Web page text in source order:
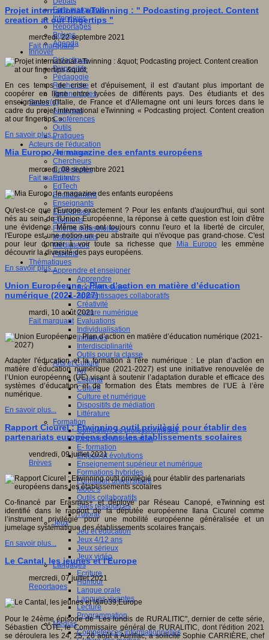
Faits marquants
Interviews
Reportages
Brèves
Agenda
Innover
Didactique
Dispositifs
Pédagogie
Recherche
Technologies
Savoir(s)
Analyses
Conférences
Outils
Pratiques
Acteurs de l'éducation
Animateurs
Chercheurs
Collectivités
Editeurs
EdTech
Encadrement
Enseignants
Entreprises
Etudiants
Filières industrielles
Institutionnels
Médiateurs
Parents
Thématiques
Apprendre et enseigner
Apprendre
Apprentissages
Apprentissages collaboratifs
Créativité
Culture numérique
Evaluations
Individualisation
Initiatives
Interdisciplinarité
Outils pour la classe
Arts et Culture
Art
Cinéma
Culture
Culture et numérique
Dispositifs de médiation
Littérature
Formation
Compétences professionnelles
Dispositifs de formation
E- formation
Enjeux et évolutions
Enseignement supérieur et numérique
Formations hybrides
Formation universitaire
Mooc’s
Outils collaboratifs
Sites ressources
Tutorat
Jeux
Jeu et éducation
Jeux 4/12 ans
Jeux sérieux
Jeux vidéo
Langages
Ecriture
Humour
Langue orale
Langues vivantes
Lecture
Programmation
Médias
Compétences informationnelles
Projet international eTwinning : " Podcasting project. Content
creation at our fingertips "
mercredi, 22 septembre 2021
Fait marquant
En ces temps de crise et d'épuisement, il est d'autant plus important de
coopérer en ligne entre lycées de différents pays. Des étudiants et des
enseignantes d'Italie, de France et d'Allemagne ont uni leurs forces dans le
cadre du projet international eTwinning « Podcasting project. Content creation
at our fingertips. ».
En savoir plus...
Mia Europo, le magazine des enfants européens
mercredi, 08 septembre 2021
Fait marquant
Qu'est-ce que l'Europe exactement ? Pour les enfants d'aujourd'hui, qui sont
nés au sein de l'Union Européenne, la réponse à cette question est loin d'être
une évidence. Même s'ils ont toujours connu l'euro et la liberté de circuler,
l'Europe est une notion un peu abstraite qui n'évoque pas grand-chose. C'est
pour leur donner à voir toute sa richesse que
Mia Europo les emmène
découvrir la diversité des pays européens.
En savoir plus...
Union Européenne : Plan d’action en matière d’éducation
numérique (2021-2027)
mardi, 10 août 2021
Fait marquant
Adapter l'éducation et la formation à l'ère numérique : Le plan d’action en
matière d’éducation numérique (2021-2027) est une initiative renouvelée de
l’Union européenne (UE) visant à soutenir l’adaptation durable et efficace des
systèmes d’éducation et de formation des États membres de l’UE à l’ère
numérique.
En savoir plus...
Rapport Cicurel : Etwinning outil privilègié pour établir des
partenariats européens dans les établissements scolaires
vendredi, 09 juillet 2021
Brèves
Co-financé par Erasmus+ et déployé par Réseau Canopé, eTwinning est
identifié dans le rapport de la députée européenne Ilana Cicurel comme
l’instrument privilégié pour une mobilité européenne généralisée et un
jumelage systématique des établissements scolaires français.
En savoir plus...
Le Cantal, les jeunes et l'Europe
mercredi, 07 juillet 2021
Reportages
Pour le 24ème épisode de "Les lundis de RURALITIC", dernier de cette série,
Sébastien CÔTE, le Commissaire général de RURALITIC, dont l'édition 2021
se déroulera les 24, 25, 26 août à Aurillac, a sollicité Sophie CARRIÈRE, chef